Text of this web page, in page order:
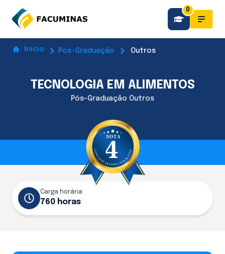
0
Início Pós-Graduação Outros
TECNOLOGIA EM ALIMENTOS
Pós-Graduação Outros
Carga horária
760 horas